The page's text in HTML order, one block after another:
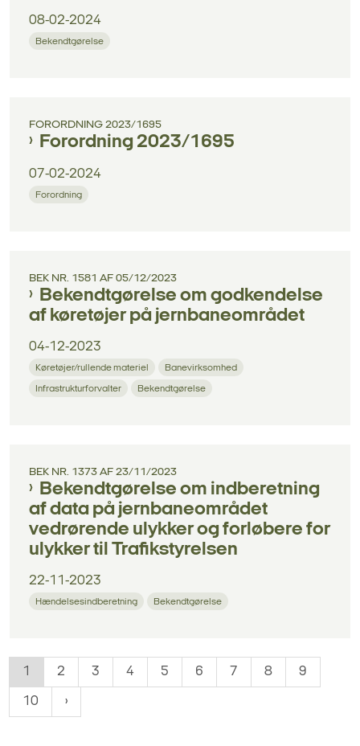
08-02-2024
Bekendtgørelse
FORORDNING 2023/1695
Forordning 2023/1695
07-02-2024
Forordning
BEK NR. 1581 AF 05/12/2023
Bekendtgørelse om godkendelse
af køretøjer på jernbaneområdet
04-12-2023
Køretøjer/rullende materiel Banevirksomhed
Infrastrukturforvalter Bekendtgørelse
BEK NR. 1373 AF 23/11/2023
Bekendtgørelse om indberetning
af data på jernbaneområdet
vedrørende ulykker og forløbere for
ulykker til Trafikstyrelsen
22-11-2023
Hændelsesindberetning Bekendtgørelse
1 2 3 4 5 6 7 8 9
10